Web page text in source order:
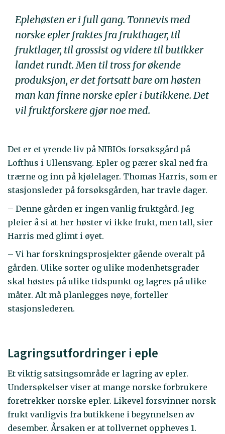
Eplehøsten er i full gang. Tonnevis med
norske epler fraktes fra frukthager, til
fruktlager, til grossist og videre til butikker
landet rundt. Men til tross for økende
produksjon, er det fortsatt bare om høsten
man kan finne norske epler i butikkene. Det
vil fruktforskere gjør noe med.
Det er et yrende liv på NIBIOs forsøksgård på
Lofthus i Ullensvang. Epler og pærer skal ned fra
trærne og inn på kjølelager. Thomas Harris, som er
stasjonsleder på forsøksgården, har travle dager.
– Denne gården er ingen vanlig fruktgård. Jeg
pleier å si at her høster vi ikke frukt, men tall, sier
Harris med glimt i øyet.
– Vi har forskningsprosjekter gående overalt på
gården. Ulike sorter og ulike modenhetsgrader
skal høstes på ulike tidspunkt og lagres på ulike
måter. Alt må planlegges nøye, forteller
stasjonslederen.
Lagringsutfordringer i eple
Et viktig satsingsområde er lagring av epler.
Undersøkelser viser at mange norske forbrukere
foretrekker norske epler. Likevel forsvinner norsk
frukt vanligvis fra butikkene i begynnelsen av
desember. Årsaken er at tollvernet oppheves 1.